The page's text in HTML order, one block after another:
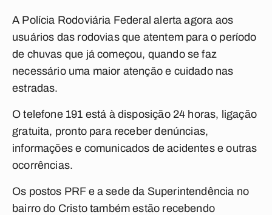
A Polícia Rodoviária Federal alerta agora aos
usuários das rodovias que atentem para o período
de chuvas que já começou, quando se faz
necessário uma maior atenção e cuidado nas
estradas.
O telefone 191 está à disposição 24 horas, ligação
gratuita, pronto para receber denúncias,
informações e comunicados de acidentes e outras
ocorrências.
Os postos PRF e a sede da Superintendência no
bairro do Cristo também estão recebendo